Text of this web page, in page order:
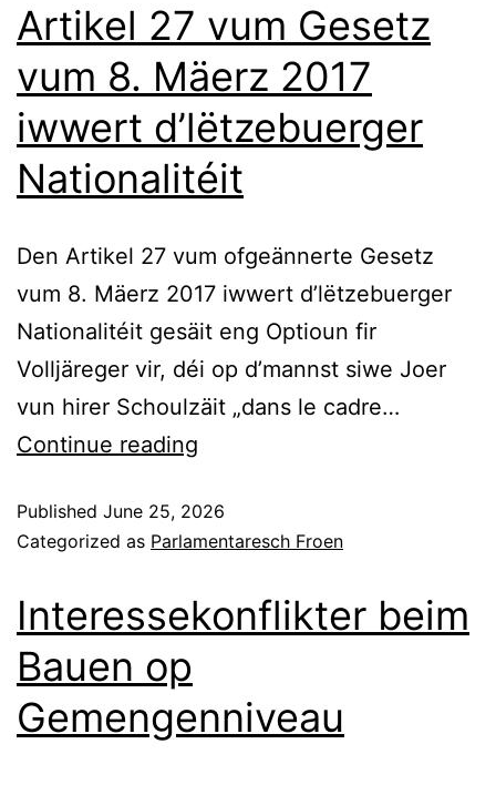
Artikel 27 vum Gesetz
vum 8. Mäerz 2017
iwwert d’lëtzebuerger
Nationalitéit
Den Artikel 27 vum ofgeännerte Gesetz
vum 8. Mäerz 2017 iwwert d’lëtzebuerger
Nationalitéit gesäit eng Optioun fir
Volljäreger vir, déi op d’mannst siwe Joer
vun hirer Schoulzäit „dans le cadre…
Continue reading
Published June 25, 2026
Categorized as Parlamentaresch Froen
Interessekonflikter beim
Bauen op
Gemengenniveau